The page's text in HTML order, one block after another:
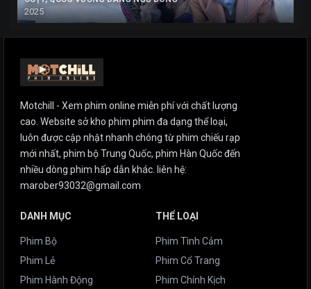
2025
Motchill - Xem phim online miễn phí với chất lượng
cao. Website sở kho phim phim đa dạng thể loại,
luôn được cập nhật nhanh chóng từ phim chiếu rạp
mới nhất, phim bộ Trung Quốc, phim Hàn Quốc đến
nhiều dòng phim hấp dẫn khác. liên hệ:
marober93032@gmail.com
DANH MỤC
Phim Bộ
Phim Lẻ
Phim Hành Động
THỂ LOẠI
Phim Tình Cảm
Phim Cổ Trang
Phim Chính Kịch